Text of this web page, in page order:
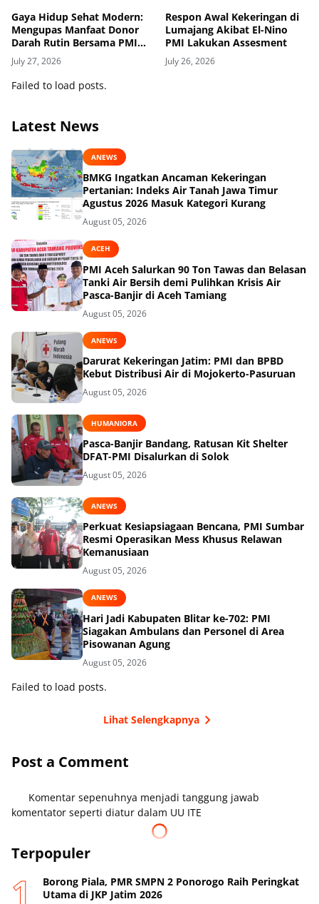
Gaya Hidup Sehat Modern:
Mengupas Manfaat Donor
Darah Rutin Bersama PMI
Kabupaten Lumajang
July 27, 2026
Respon Awal Kekeringan di
Lumajang Akibat El-Nino
PMI Lakukan Assesment
July 26, 2026
Failed to load posts.
Latest News
ANEWS
BMKG Ingatkan Ancaman Kekeringan
Pertanian: Indeks Air Tanah Jawa Timur
Agustus 2026 Masuk Kategori Kurang
August 05, 2026
ACEH
PMI Aceh Salurkan 90 Ton Tawas dan Belasan
Tanki Air Bersih demi Pulihkan Krisis Air
Pasca-Banjir di Aceh Tamiang
August 05, 2026
ANEWS
Darurat Kekeringan Jatim: PMI dan BPBD
Kebut Distribusi Air di Mojokerto-Pasuruan
August 05, 2026
HUMANIORA
Pasca-Banjir Bandang, Ratusan Kit Shelter
DFAT-PMI Disalurkan di Solok
August 05, 2026
ANEWS
Perkuat Kesiapsiagaan Bencana, PMI Sumbar
Resmi Operasikan Mess Khusus Relawan
Kemanusiaan
August 05, 2026
ANEWS
Hari Jadi Kabupaten Blitar ke-702: PMI
Siagakan Ambulans dan Personel di Area
Pisowanan Agung
August 05, 2026
Failed to load posts.
Lihat Selengkapnya
Post a Comment
Komentar sepenuhnya menjadi tanggung jawab
komentator seperti diatur dalam UU ITE
Terpopuler
Borong Piala, PMR SMPN 2 Ponorogo Raih Peringkat
Utama di JKP Jatim 2026